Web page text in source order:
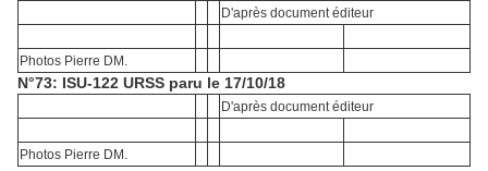
D'après document éditeur
Photos Pierre DM.
N°73: ISU-122 URSS paru le 17/10/18
D'après document éditeur
Photos Pierre DM.